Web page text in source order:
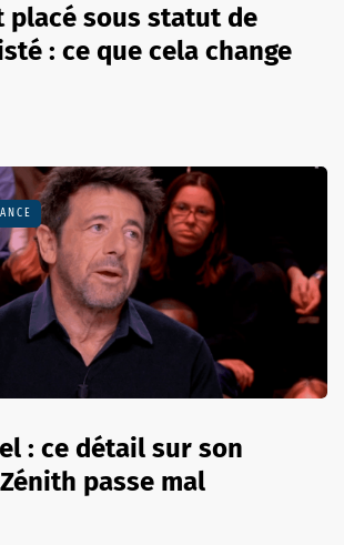
placé sous statut de
: ce que cela change
: ce détail sur son
passe mal